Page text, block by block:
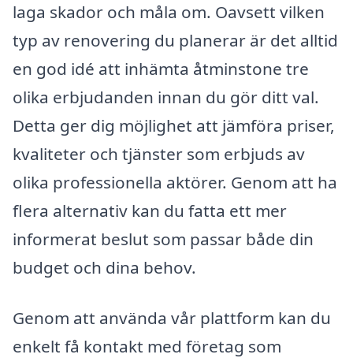
laga skador och måla om. Oavsett vilken
typ av renovering du planerar är det alltid
en god idé att inhämta åtminstone tre
olika erbjudanden innan du gör ditt val.
Detta ger dig möjlighet att jämföra priser,
kvaliteter och tjänster som erbjuds av
olika professionella aktörer. Genom att ha
flera alternativ kan du fatta ett mer
informerat beslut som passar både din
budget och dina behov.
Genom att använda vår plattform kan du
enkelt få kontakt med företag som